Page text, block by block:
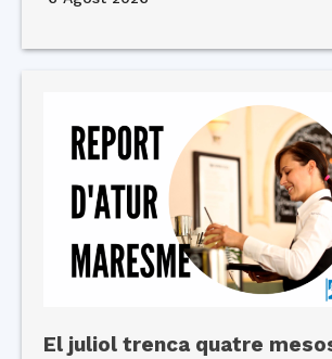
El juliol trenca quatre